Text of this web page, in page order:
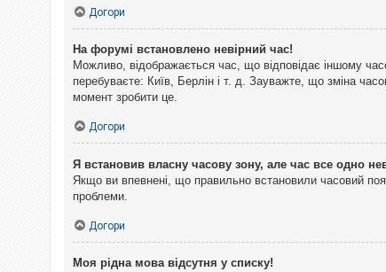
Догори
На форумі встановлено невірний час!
Можливо, відображається час, що відповідає іншому
перебуваєте: Київ, Берлін і т. д. Зауважте, що зміна
момент зробити це.
Догори
Я встановив власну часову зону, але час все одно
Якщо ви впевнені, що правильно встановили часовий
проблеми.
Догори
Моя рідна мова відсутня у списку!